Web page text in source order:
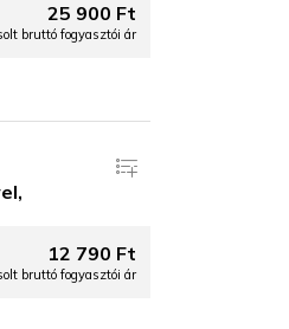
25 900 Ft
bruttó fogyasztói ár
12 790 Ft
bruttó fogyasztói ár